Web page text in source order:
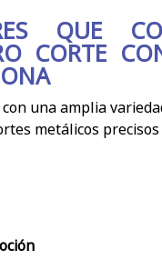
QUE
CORTE
una amplia
metálicos precisos